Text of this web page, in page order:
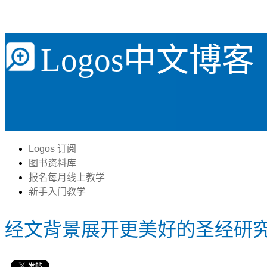
Logos中文博客
Logos 订阅
图书资料库
报名每月线上教学
新手入门教学
经文背景展开更美好的圣经研